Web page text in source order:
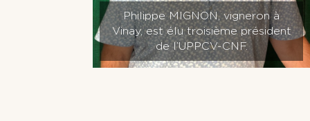
Philippe MIGNON, vigneron à
Vinay, est élu troisième président
de l’UPPCV-CNF.